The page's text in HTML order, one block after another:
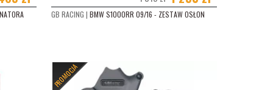
GB RACING | BMW S1000RR 09/16 - ZESTAW OSŁON
PROMOCJA